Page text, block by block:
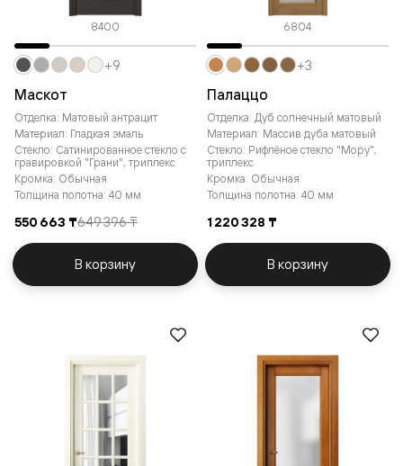
8400
Маскот
Отделка: Матовый антрацит
Материал: Гладкая эмаль
Стекло: Сатинированное стекло с
гравировкой "Грани", триплекс
Кромка: Обычная
Толщина полотна: 40 мм
550 663 ₸649 396 ₸
+9
В корзину
6804
Палаццо
Отделка: Дуб солнечный матовый
Материал: Массив дуба матовый
Стекло: Рифлёное стекло "Мору",
триплекс
Кромка: Обычная
Толщина полотна: 40 мм
1 220 328 ₸
+3
В корзину